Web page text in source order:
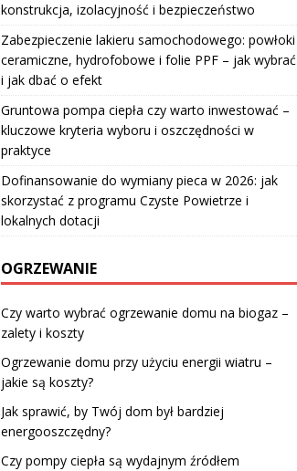
konstrukcja, izolacyjność i bezpieczeństwo
Zabezpieczenie lakieru samochodowego: powłoki
ceramiczne, hydrofobowe i folie PPF – jak wybrać
i jak dbać o efekt
Gruntowa pompa ciepła czy warto inwestować –
kluczowe kryteria wyboru i oszczędności w
praktyce
Dofinansowanie do wymiany pieca w 2026: jak
skorzystać z programu Czyste Powietrze i
lokalnych dotacji
OGRZEWANIE
Czy warto wybrać ogrzewanie domu na biogaz –
zalety i koszty
Ogrzewanie domu przy użyciu energii wiatru –
jakie są koszty?
Jak sprawić, by Twój dom był bardziej
energooszczędny?
Czy pompy ciepła są wydajnym źródłem